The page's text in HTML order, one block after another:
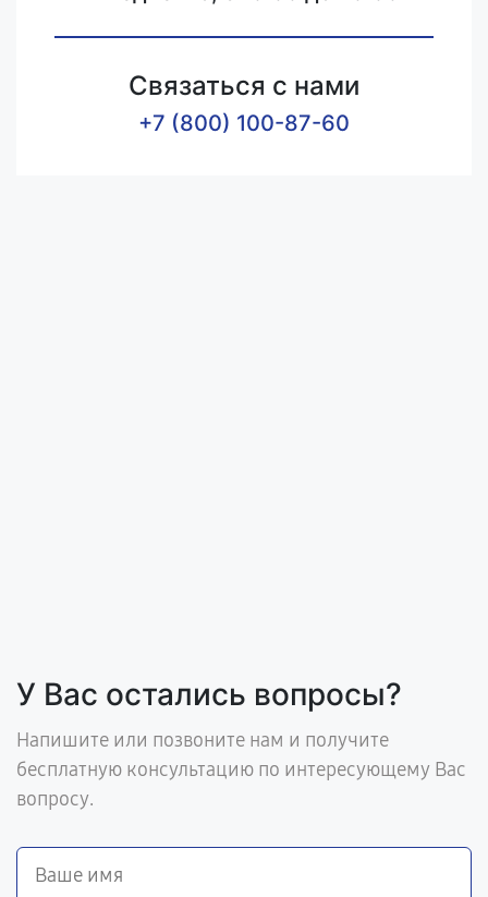
Связаться с нами
+7 (800) 100-87-60
У Вас остались вопросы?
Напишите или позвоните нам и получите
бесплатную консультацию по интересующему Вас
вопросу.